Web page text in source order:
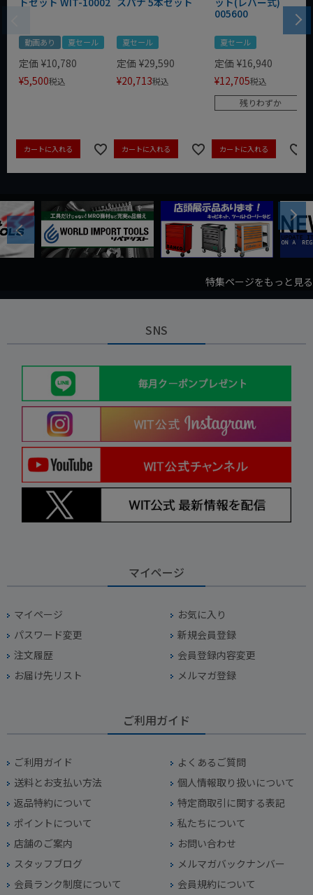
動画あり 夏セール
定価 ¥10,780
¥5,500税込
カートに入れる
夏セール
定価 ¥29,590
¥20,713税込
カートに入れる
005600
夏セール
定価 ¥16,940
¥12,705税込
残りわずか
カートに入れる
Previous
Next
特集ページをもっと見る
SNS
マイページ
マイページ
お気に入り
パスワード変更
新規会員登録
注文履歴
会員登録内容変更
お届け先リスト
メルマガ登録
ご利用ガイド
ご利用ガイド
よくあるご質問
送料とお支払い方法
個人情報取り扱いについて
返品特約について
特定商取引に関する表記
ポイントについて
私たちについて
店舗のご案内
お問い合わせ
スタッフブログ
メルマガバックナンバー
会員ランク制度について
会員規約について